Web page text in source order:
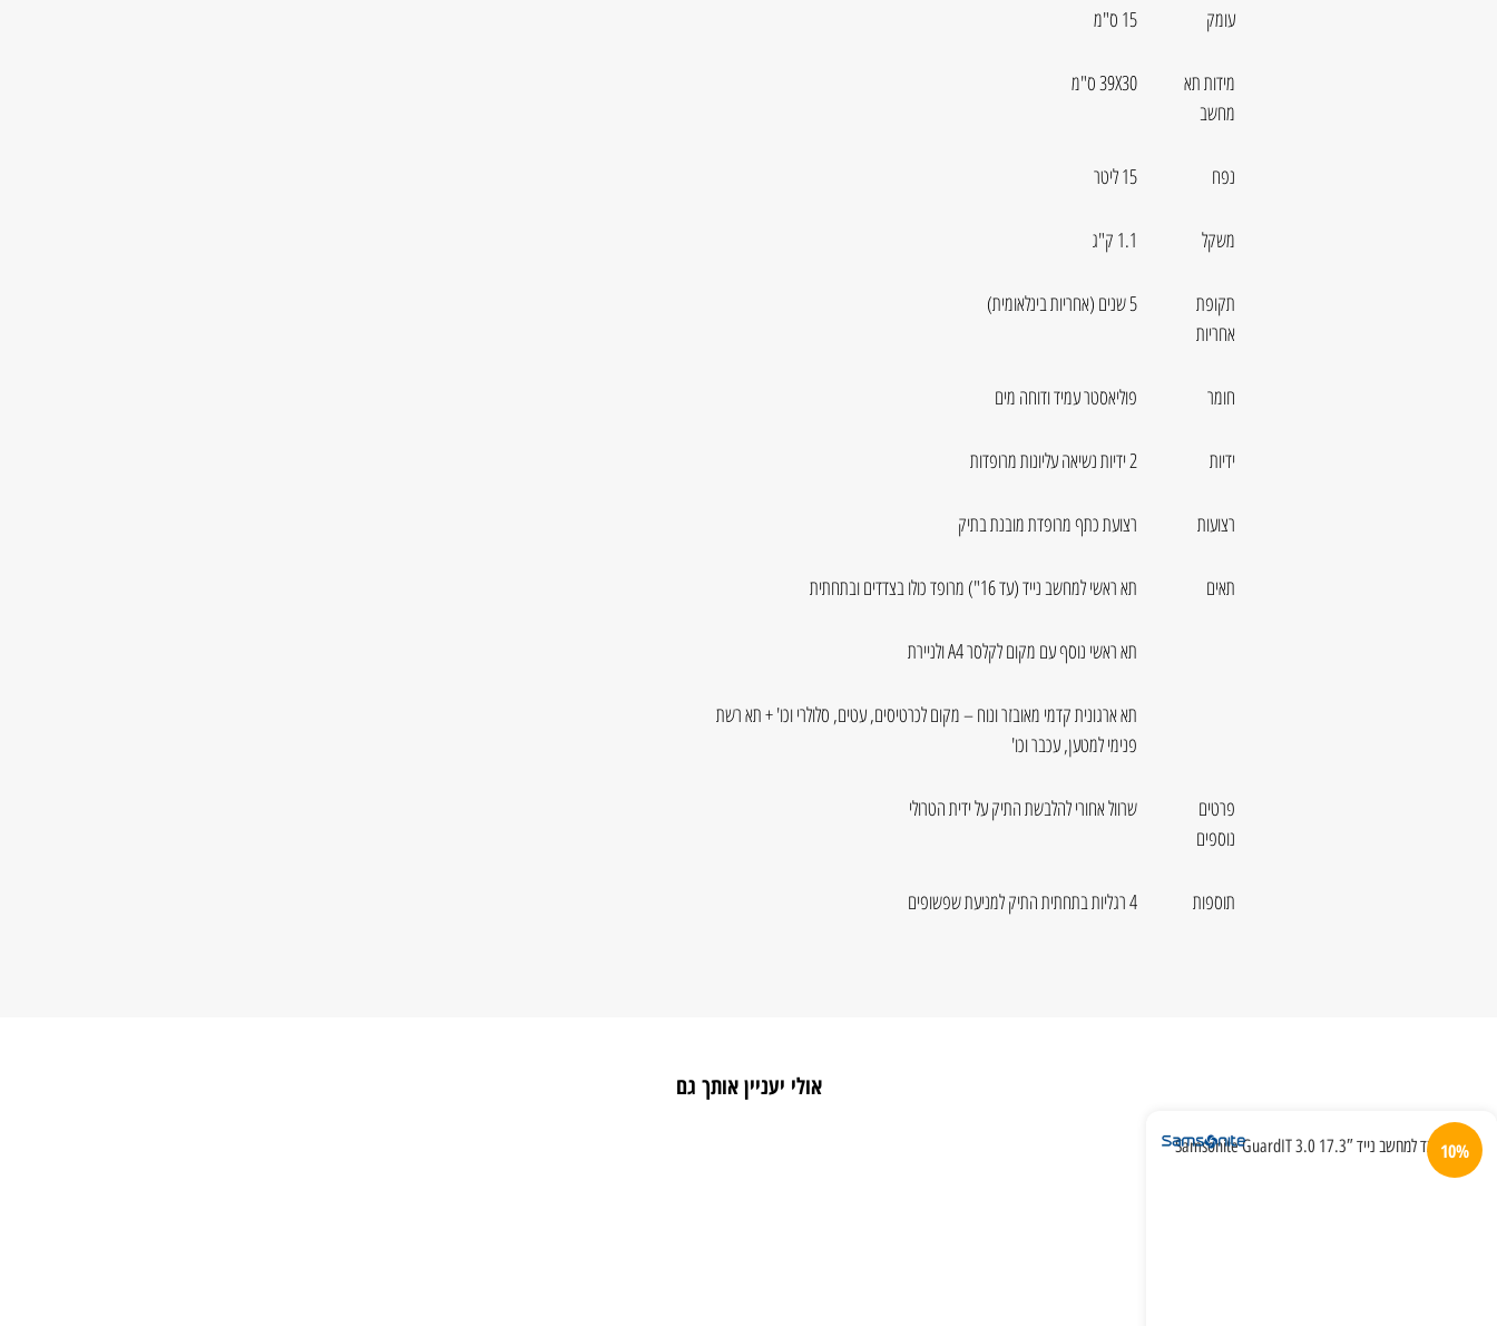
עומק 15 ס"מ
מידות תא
מחשב
39X30 ס"מ
נפח 15 ליטר
משקל 1.1 ק"ג
תקופת
אחריות
5 שנים (אחריות בינלאומית)
חומר פוליאסטר עמיד ודוחה מים
ידיות 2 ידיות נשיאה עליונות מרופדות
רצועות רצועת כתף מרופדת מובנת בתיק
תאים תא ראשי למחשב נייד (עד 16") מרופד כולו בצדדים ובתחתית
תא ראשי נוסף עם מקום לקלסר A4 ולניירת
תא ארגונית קדמי מאובזר ונוח – מקום לכרטיסים, עטים, סלולרי וכו' + תא רשת
פנימי למטען, עכבר וכו'
פרטים
נוספים
שרוול אחורי להלבשת התיק על ידית הטרולי
תוספות 4 רגליות בתחתית התיק למניעת שפשופים
אולי יעניין אותך גם
10%